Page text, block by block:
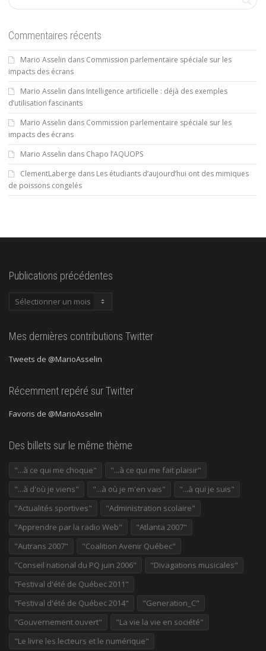
Commentaires récents
Mario Asselin dans Commission parlementaire spéciale sur les
impacts des écrans
Mario Asselin dans Intelligence artificielle : déjà des exemples
d’utilisation fascinants
Mario Asselin dans Commission parlementaire spéciale sur les
impacts des écrans
Mario Asselin dans Chapo l’AQUOPS
ClementLaberge dans Les étudiants d’aujourd’hui ont des mimiques
de poissons congelés
Publications précédentes
Publications
Mes dernières contributions Twitter
Tweets de @MarioAsselin
Récemment repéré sur Twitter
Favoris de @MarioAsselin
Des billets sur le même thème
"...à ce qui me choque"
"...à ce qui me fait plaisir"
"...à d'où je viens"
"...à où je m'en vais"
"...à qui je suis"
"Actualités sportives"
"Administration scolaire"
"Apprendre par la radio Web"
"Atlanta 2007"
"Autrans 2007"
"Coalition Avenir Québec"
"Conseil national du PQ juin 2006"
"Divagations musicales"
"Festival d'été de Québec 2011"
"Festival d'été de Québec 2014"
"Generation_C"
"Gouvernement ouvert"
"La vie la vie en société"
"Le livre les lecteurs et le numérique"